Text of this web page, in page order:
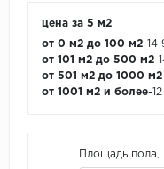
цена за 5 м2
от 0 м2 до 100 м2-14
от 101 м2 до 500 м2-
от 501 м2 до 1000 м2
от 1001 м2 и более-
Площадь пола,